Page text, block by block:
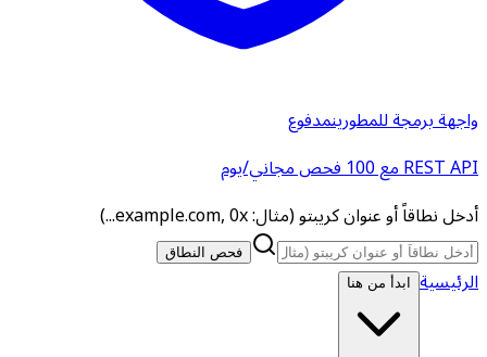
واجهة برمجة للمطورينمدفوع
REST API مع 100 فحص مجاني/يوم
أدخل نطاقاً أو عنوان كريبتو (مثال: example.com, 0x...)
فحص النطاق
الرئيسية ابدأ من هنا